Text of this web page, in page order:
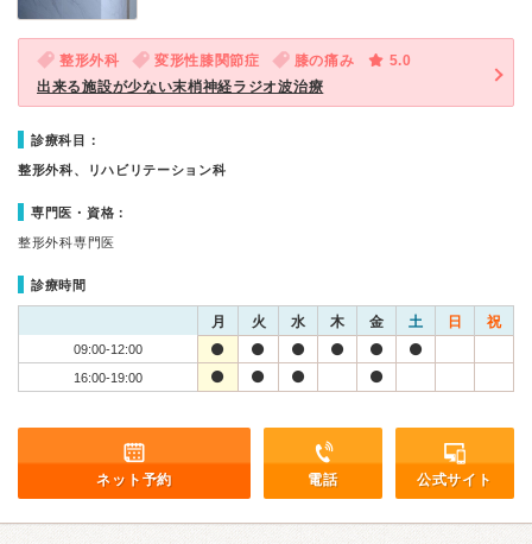
整形外科 変形性膝関節症 膝の痛み
5.0
出来る施設が少ない末梢神経ラジオ波治療
診療科目：
整形外科、リハビリテーション科
専門医・資格：
整形外科専門医
診療時間
月 火 水 木 金 土 日 祝
09:00-12:00
16:00-19:00
ネット予約 電話 公式サイト